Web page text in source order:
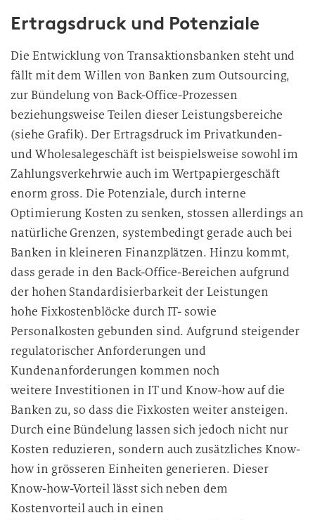
Ertragsdruck und Potenziale
Die Entwicklung von Transaktionsbanken steht und
fällt mit dem Willen von Banken zum Outsourcing,
zur Bündelung von Back-Office-Prozessen
beziehungsweise Teilen dieser Leistungsbereiche
(siehe Grafik). Der Ertragsdruck im Privatkunden-
und Wholesalegeschäft ist beispielsweise sowohl im
Zahlungsverkehrwie auch im Wertpapiergeschäft
enorm gross. Die Potenziale, durch interne
Optimierung Kosten zu senken, stossen allerdings an
natürliche Grenzen, systembedingt gerade auch bei
Banken in kleineren Finanzplätzen. Hinzu kommt,
dass gerade in den Back-Office-Bereichen aufgrund
der hohen Standardisierbarkeit der Leistungen
hohe Fixkostenblöcke durch IT- sowie
Personalkosten gebunden sind. Aufgrund steigender
regulatorischer Anforderungen und
Kundenanforderungen kommen noch
weitere Investitionen in IT und Know-how auf die
Banken zu, so dass die Fixkosten weiter ansteigen.
Durch eine Bündelung lassen sich jedoch nicht nur
Kosten reduzieren, sondern auch zusätzliches Know-
how in grösseren Einheiten generieren. Dieser
Know-how-Vorteil lässt sich neben dem
Kostenvorteil auch in einen